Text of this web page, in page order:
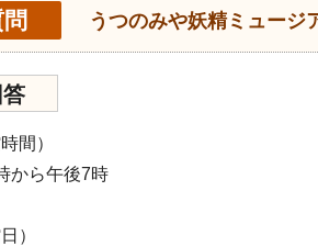
うつのみや妖精ミュージ
答
間）
から午後7時
）